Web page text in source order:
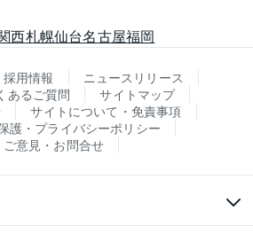
西札幌仙台名古屋福岡
採用情報
ニュースリリース
あるご質問
サイトマップ
サイトについて・免責事項
護・プライバシーポリシー
ご意見・お問合せ